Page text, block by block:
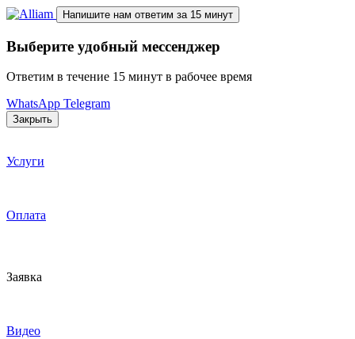
Напишите нам ответим за 15 минут
Выберите удобный мессенджер
Ответим в течение 15 минут в рабочее время
WhatsApp Telegram
Закрыть
Услуги
Оплата
Заявка
Видео